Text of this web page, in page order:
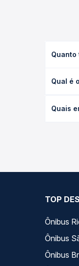
Quanto
serviço
Qual é
Quais
TOP
Ônibus
Ônibus
Ônibus